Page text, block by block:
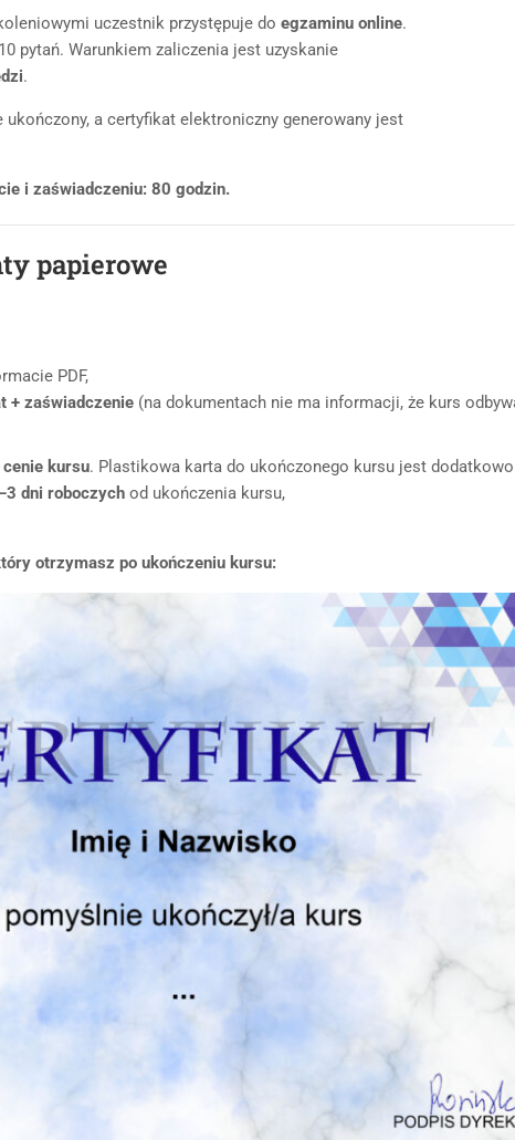
uczestnik przystępuje do egzaminu online.
pytań. Warunkiem zaliczenia jest uzyskanie
.
a certyfikat elektroniczny generowany jest
i zaświadczeniu: 80 godzin.
papierowe
PDF,
+ zaświadczenie (na dokumentach nie ma informacji, że kurs
kursu. Plastikowa karta do ukończonego kursu jest dodatkowo
dni roboczych od ukończenia kursu,
otrzymasz po ukończeniu kursu: